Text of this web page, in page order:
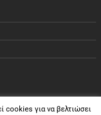
cookies για να βελτιώσει